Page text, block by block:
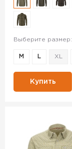
Выберите размер:
M L XL
Купить